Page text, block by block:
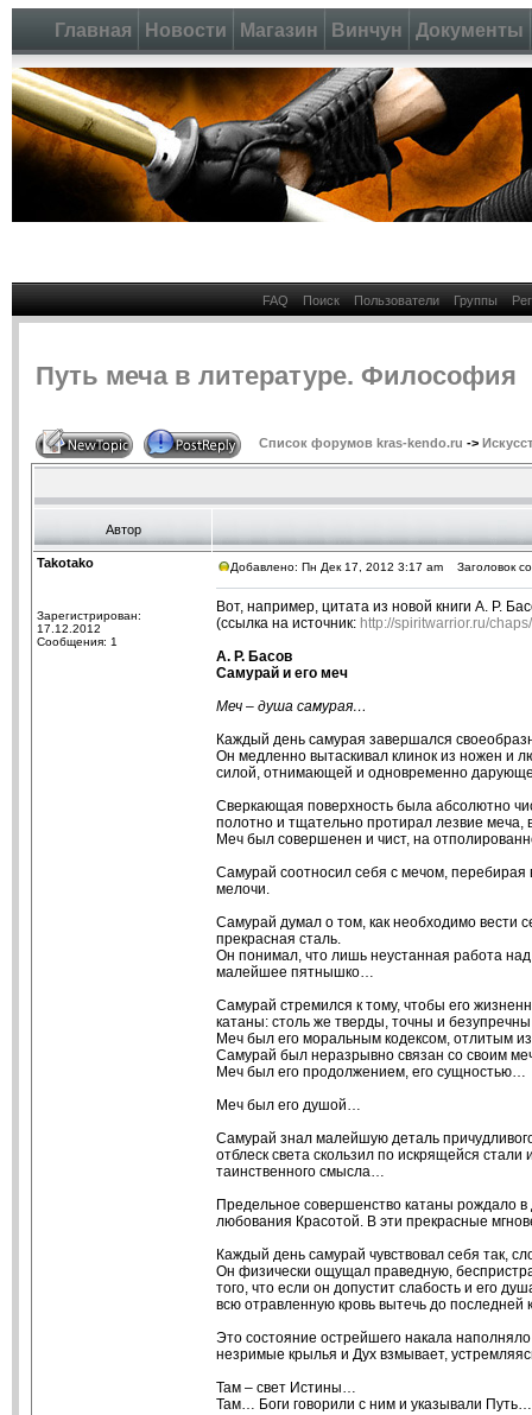
Главная Новости Магазин Винчун Документы
FAQ Поиск Пользователи Группы
Путь меча в литературе. Философия
Список форумов kras-kendo.ru ->
Автор
Takotako
Зарегистрирован:
17.12.2012
Сообщения: 1
Добавлено: Пн Дек 17, 2012 3:17 am Заголовок
Вот, например, цитата из новой книги А. Р.
(ссылка на источник: http://spiritwarrior.ru/
А. Р. Басов
Самурай и его меч
Меч – душа самурая…
Каждый день самурая завершался
Он медленно вытаскивал клинок из ножен и
силой, отнимающей и одновременно
Сверкающая поверхность была абсолютно
полотно и тщательно протирал лезвие меча,
Меч был совершенен и чист, на
Самурай соотносил себя с мечом,
мелочи.
Самурай думал о том, как необходимо вести
прекрасная сталь.
Он понимал, что лишь неустанная работа
малейшее пятнышко…
Самурай стремился к тому, чтобы его
катаны: столь же тверды, точны и
Меч был его моральным кодексом, отлитым
Самурай был неразрывно связан со своим
Меч был его продолжением, его сущностью…
Меч был его душой…
Самурай знал малейшую деталь
отблеск света скользил по искрящейся
таинственного смысла…
Предельное совершенство катаны рождало в
любования Красотой. В эти прекрасные
Каждый день самурай чувствовал себя так,
Он физически ощущал праведную,
того, что если он допустит слабость и его
всю отравленную кровь вытечь до
Это состояние острейшего накала
незримые крылья и Дух взмывает,
Там – свет Истины…
Там… Боги говорили с ним и указывали Путь…